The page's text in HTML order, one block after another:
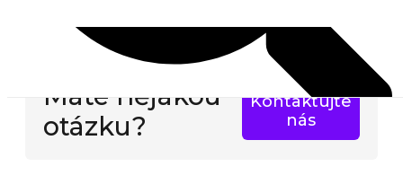
Máte nějakou
otázku?
Kontaktujte
nás